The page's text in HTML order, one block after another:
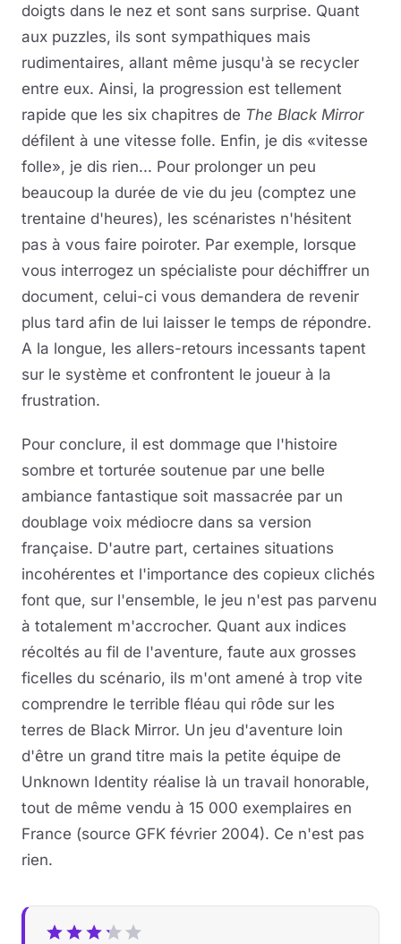
doigts dans le nez et sont sans surprise. Quant
aux puzzles, ils sont sympathiques mais
rudimentaires, allant même jusqu'à se recycler
entre eux. Ainsi, la progression est tellement
rapide que les six chapitres de The Black Mirror
défilent à une vitesse folle. Enfin, je dis «vitesse
folle», je dis rien... Pour prolonger un peu
beaucoup la durée de vie du jeu (comptez une
trentaine d'heures), les scénaristes n'hésitent
pas à vous faire poiroter. Par exemple, lorsque
vous interrogez un spécialiste pour déchiffrer un
document, celui-ci vous demandera de revenir
plus tard afin de lui laisser le temps de répondre.
A la longue, les allers-retours incessants tapent
sur le système et confrontent le joueur à la
frustration.
Pour conclure, il est dommage que l'histoire
sombre et torturée soutenue par une belle
ambiance fantastique soit massacrée par un
doublage voix médiocre dans sa version
française. D'autre part, certaines situations
incohérentes et l'importance des copieux clichés
font que, sur l'ensemble, le jeu n'est pas parvenu
à totalement m'accrocher. Quant aux indices
récoltés au fil de l'aventure, faute aux grosses
ficelles du scénario, ils m'ont amené à trop vite
comprendre le terrible fléau qui rôde sur les
terres de Black Mirror. Un jeu d'aventure loin
d'être un grand titre mais la petite équipe de
Unknown Identity réalise là un travail honorable,
tout de même vendu à 15 000 exemplaires en
France (source GFK février 2004). Ce n'est pas
rien.